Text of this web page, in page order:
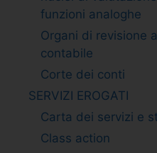
funzioni analoghe
Organi di revisione
contabile
Corte dei conti
SERVIZI EROGATI
Carta dei servizi e
Class action